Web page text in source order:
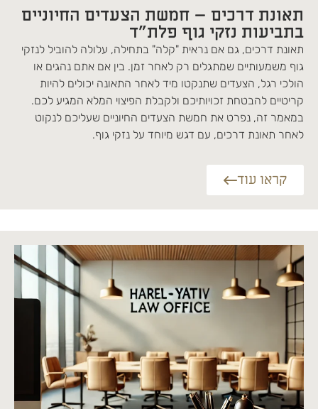
תאונת דרכים – חמשת הצעדים החיוניים
בתביעות נזקי גוף פלת"ד
תאונת דרכים, גם אם נראית "קלה" בתחילה, עלולה להוביל לנזקי
גוף משמעותיים שמתגלים רק לאחר זמן. בין אם אתם נהגים או
הולכי רגל, הצעדים שתנקטו מיד לאחר התאונה יכולים להיות
קריטיים להבטחת זכויותיכם ולקבלת הפיצוי המלא המגיע לכם.
במאמר זה, נפרט את חמשת הצעדים החיוניים שעליכם לנקוט
לאחר תאונת דרכים, עם דגש מיוחד על נזקי גוף.
קראו עוד